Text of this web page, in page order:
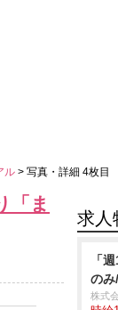
ル > 写真・詳細 4枚目
「ま
求人
「
のみ
株式